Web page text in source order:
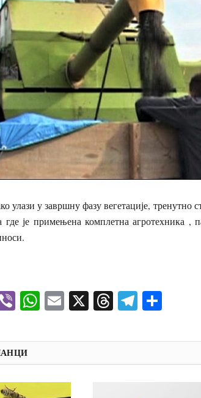
улази у завршну фазу вегетације,
где је примењена комплетна агротехника
ViberWhatsApp
Email
X ThreadsTelegram